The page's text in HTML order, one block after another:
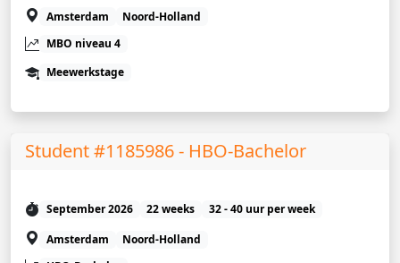
Amsterdam
Noord-Holland
MBO niveau 4
Meewerkstage
Student #1185986 - HBO-Bachelor
September 2026 22 weeks
32 - 40 uur per week
Amsterdam
Noord-Holland